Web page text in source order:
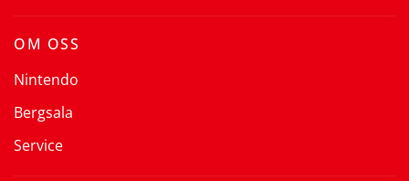
OM OSS
Nintendo
Bergsala
Service